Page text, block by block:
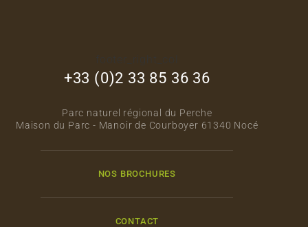
+33 (0)2 33 85 36 36
Parc naturel régional du Perche
Maison du Parc - Manoir de Courboyer 61340 Nocé
NOS BROCHURES
CONTACT